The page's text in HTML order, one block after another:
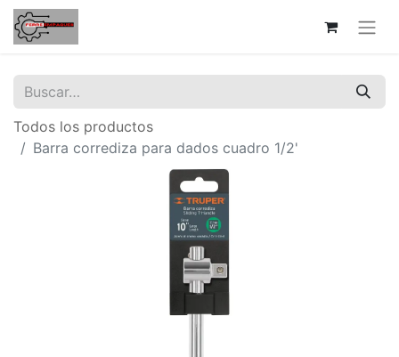
Todos los productos
Barra corrediza para dados cuadro 1/2'